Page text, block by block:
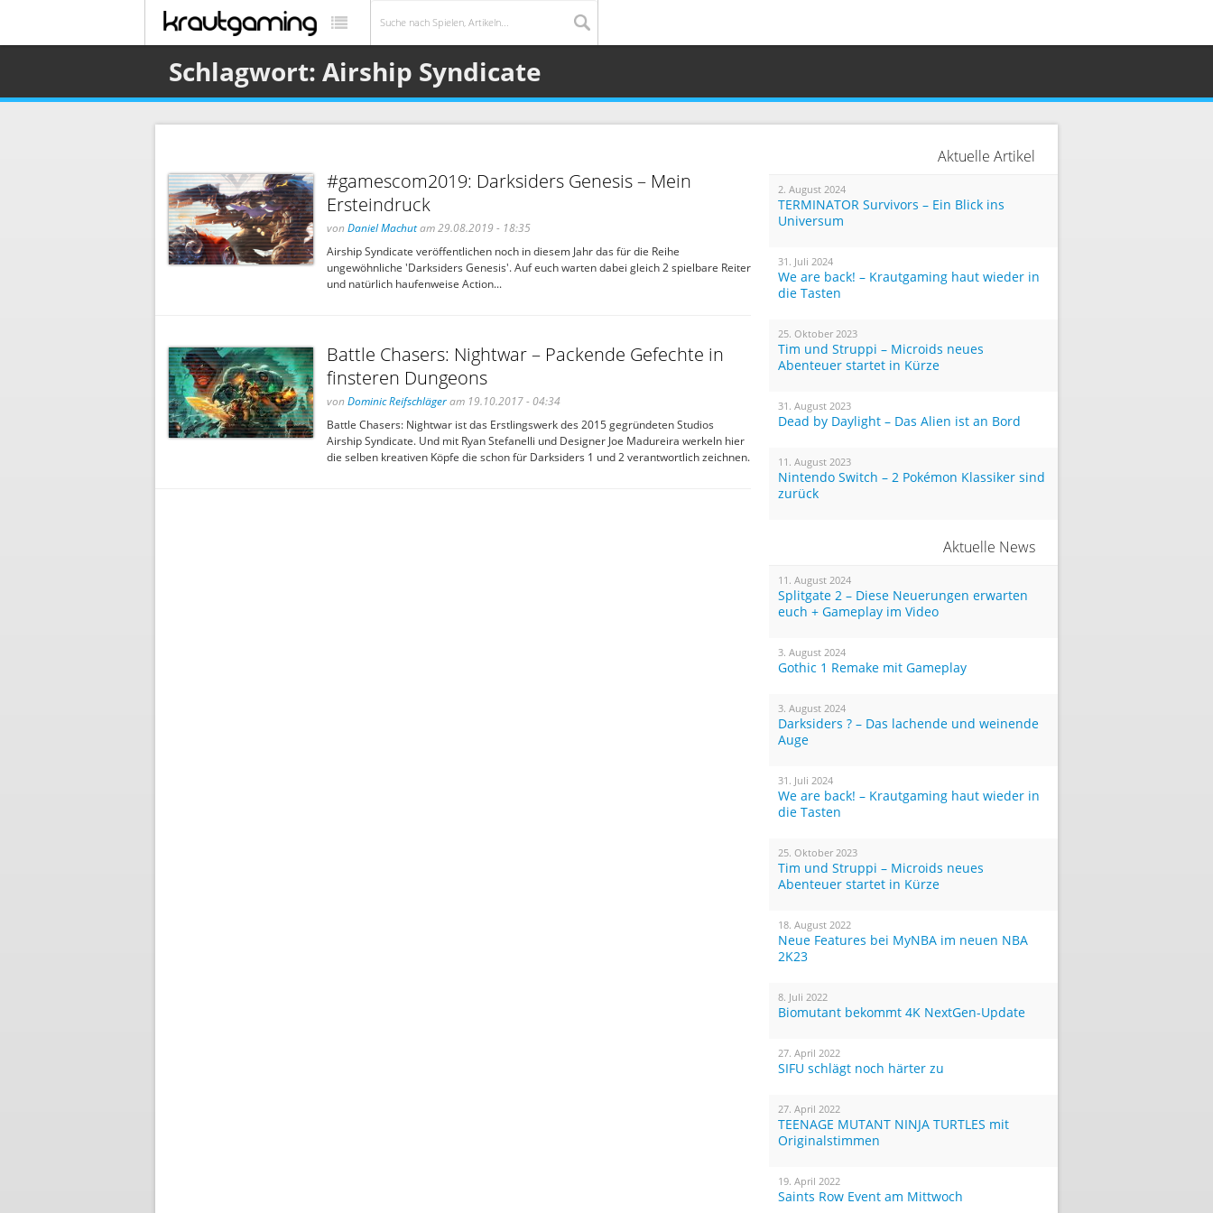
Schlagwort: Airship Syndicate
#gamescom2019: Darksiders Genesis – Mein
Ersteindruck
von Daniel Machutam 29.08.2019 - 18:35
Airship Syndicate veröffentlichen noch in diesem Jahr das für die Reihe
ungewöhnliche 'Darksiders Genesis'. Auf euch warten dabei gleich 2 spielbare Reiter
und natürlich haufenweise Action...
Battle Chasers: Nightwar – Packende Gefechte in
finsteren Dungeons
von Dominic Reifschlägeram 19.10.2017 - 04:34
Battle Chasers: Nightwar ist das Erstlingswerk des 2015 gegründeten Studios
Airship Syndicate. Und mit Ryan Stefanelli und Designer Joe Madureira werkeln hier
die selben kreativen Köpfe die schon für Darksiders 1 und 2 verantwortlich zeichnen.
Aktuelle Artikel
2. August 2024
TERMINATOR Survivors – Ein Blick ins
Universum
31. Juli 2024
We are back! – Krautgaming haut wieder in
die Tasten
25. Oktober 2023
Tim und Struppi – Microids neues
Abenteuer startet in Kürze
31. August 2023
Dead by Daylight – Das Alien ist an Bord
11. August 2023
Nintendo Switch – 2 Pokémon Klassiker sind
zurück
Aktuelle News
11. August 2024
Splitgate 2 – Diese Neuerungen erwarten
euch + Gameplay im Video
3. August 2024
Gothic 1 Remake mit Gameplay
3. August 2024
Darksiders ? – Das lachende und weinende
Auge
31. Juli 2024
We are back! – Krautgaming haut wieder in
die Tasten
25. Oktober 2023
Tim und Struppi – Microids neues
Abenteuer startet in Kürze
18. August 2022
Neue Features bei MyNBA im neuen NBA
2K23
8. Juli 2022
Biomutant bekommt 4K NextGen-Update
27. April 2022
SIFU schlägt noch härter zu
27. April 2022
TEENAGE MUTANT NINJA TURTLES mit
Originalstimmen
19. April 2022
Saints Row Event am Mittwoch